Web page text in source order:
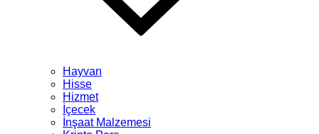
Hayvan
Hisse
Hizmet
İçecek
İnşaat Malzemesi